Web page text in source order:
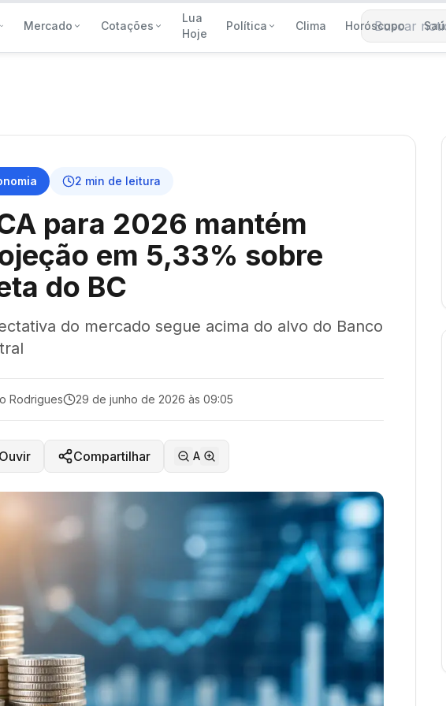
Mercado Cotações
Lua
Hoje
Política Clima Horóscopo
Buscar
2 min de leitura
para 2026 mantém
em 5,33% sobre
do BC
do mercado segue acima do alvo do Banco
Rodrigues 29 de junho de 2026 às 09:05
Compartilhar A